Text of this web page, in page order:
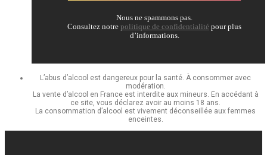
Nous ne spammons pas.
Consultez notre politique de confidentialité pour plus
d’informations.
L’abus d’alcool est dangereux pour la santé. À consommer avec
modération.
La vente d’alcool en France est interdite aux mineurs. En accédant à
ce site, vous déclarez avoir au moins 18 ans.
La consommation d’alcool est vivement déconseillée aux femmes
enceintes.